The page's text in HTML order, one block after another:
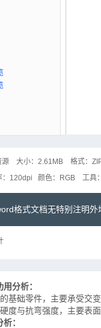
预览
源 大小： 2.61MB 格式：
120dpi 颜色： RGB 工具：
格式文档无特别注明外
分析：
基础零件， 主要承受交变
度与抗弯强度，主要表
：